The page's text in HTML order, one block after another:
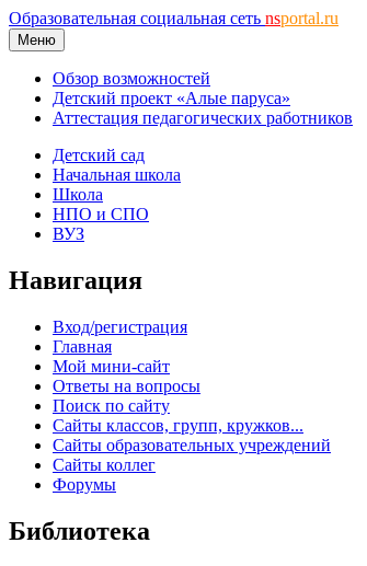
Образовательная социальная сеть nsportal.ru
Меню
Обзор возможностей
Детский проект «Алые паруса»
Аттестация педагогических работников
Детский сад
Начальная школа
Школа
НПО и СПО
ВУЗ
Навигация
Вход/регистрация
Главная
Мой мини-сайт
Ответы на вопросы
Поиск по сайту
Сайты классов, групп, кружков...
Сайты образовательных учреждений
Сайты коллег
Форумы
Библиотека